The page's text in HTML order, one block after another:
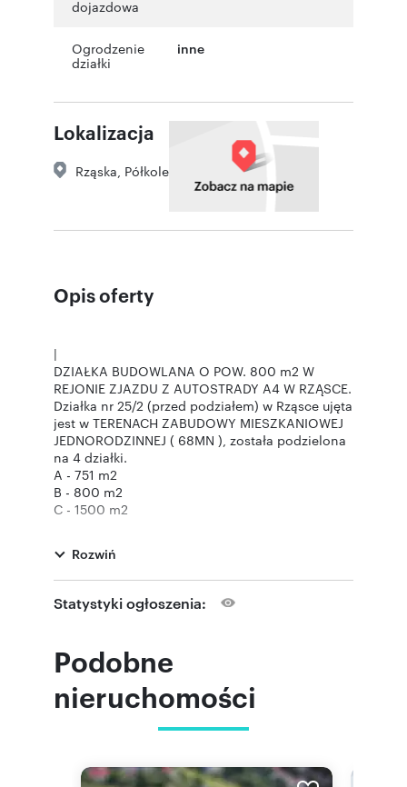
dojazdowa
Ogrodzenie
działki
inne
Lokalizacja
Rząska Półkole
Opis oferty
|
DZIAŁKA BUDOWLANA O POW. 800 m2 W
REJONIE ZJAZDU Z AUTOSTRADY A4 W RZĄSCE.
Działka nr 25/2 (przed podziałem) w Rząsce ujęta
jest w TERENACH ZABUDOWY MIESZKANIOWEJ
JEDNORODZINNEJ ( 68MN ), została podzielona
na 4 działki.
A - 751 m2
B - 800 m2
C - 1500 m2
zabudowa mieszkaniowa jednorodzinna
wolnostojąca z możliwością wydzielenia w
budynku mieszkalnym lokalu na cele usługowe
również zabudowa mieszkaniowa jednorodzinna
dopuszczalnego nie może przekroczyć 60%
powierzchni zainwestowania.
czynnego nie może być niższy niż 40%.
budowlanych nie może być mniejsza niż 700
Rozwiń
Statystyki ogłoszenia:
Podobne
nieruchomości